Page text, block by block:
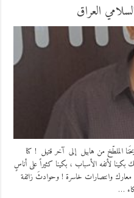
العراق
الملطّخ من هابيل إلى آخر قتيل ! كنا
لأتفه الأسباب ، بكينا كثيراً على أناسٍ
معارك وانتصارات خاسرة ! وحوادثَ زائفة
…